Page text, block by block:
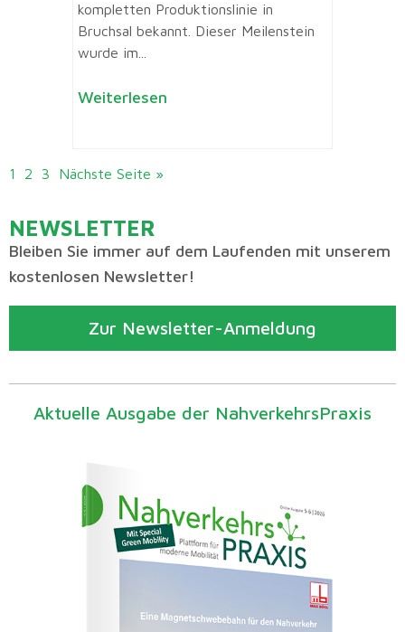
kompletten Produktionslinie in
Bruchsal bekannt. Dieser Meilenstein
wurde im...
Weiterlesen
1 2 3 Nächste Seite »
NEWSLETTER
Bleiben Sie immer auf dem Laufenden mit unserem
kostenlosen Newsletter!
Zur Newsletter-Anmeldung
Aktuelle Ausgabe der NahverkehrsPraxis